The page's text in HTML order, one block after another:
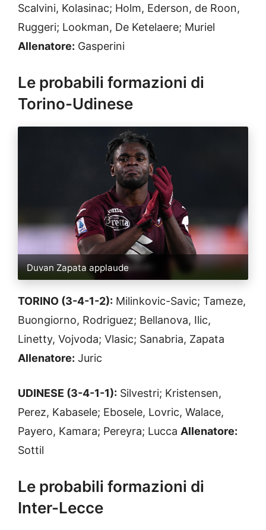
Scalvini, Kolasinac; Holm, Ederson, de Roon,
Ruggeri; Lookman, De Ketelaere; Muriel
Allenatore: Gasperini
Le probabili formazioni di
Torino-Udinese
Duvan Zapata applaude
TORINO (3-4-1-2): Milinkovic-Savic; Tameze,
Buongiorno, Rodriguez; Bellanova, Ilic,
Linetty, Vojvoda; Vlasic; Sanabria, Zapata
Allenatore: Juric
UDINESE (3-4-1-1): Silvestri; Kristensen,
Perez, Kabasele; Ebosele, Lovric, Walace,
Payero, Kamara; Pereyra; Lucca Allenatore:
Sottil
Le probabili formazioni di
Inter-Lecce